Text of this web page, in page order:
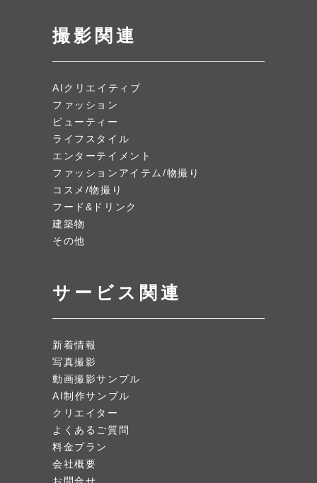
撮影関連
AIクリエイティブ
ファッション
ビューティー
ライフスタイル
エンターテイメント
ファッションアイテム/物撮り
コスメ/物撮り
フード&ドリンク
建築物
その他
サービス関連
新着情報
写真撮影
動画撮影サンプル
AI制作サンプル
クリエイター
よくあるご質問
料金プラン
会社概要